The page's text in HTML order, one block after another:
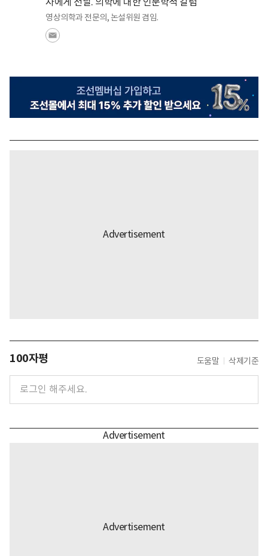
영상의학과 전문의, 논설위원 겸임.
100자평 도움말 삭제기준